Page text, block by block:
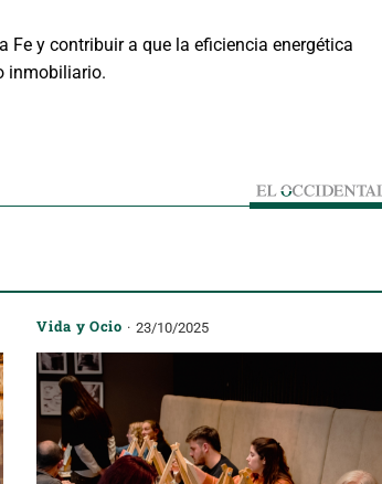
Fe y contribuir a que la eficiencia energética
inmobiliario.
Vida y Ocio 23/10/2025